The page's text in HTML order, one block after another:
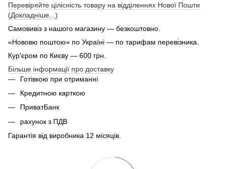
Перевіряйте цілісність товару на відділеннях Нової Пошти
(Докладніше...)
Самовивіз з нашого магазину — безкоштовно.
«Нововю поштою» по Україні — по тарифам перевізника.
Кур'єром по Києву — 600 грн.
Більше інформації про доставку
Готівкою при отриманні
Кредитною карткою
ПриватБанк
рахунок з ПДВ
Гарантія від виробника 12 місяців.